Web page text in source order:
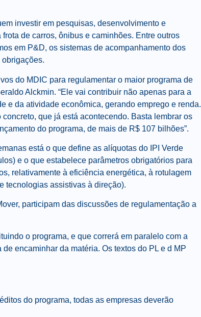
investir em pesquisas, desenvolvimento e
de carros, ônibus e caminhões. Entre outros
em P&D, os sistemas de acompanhamento dos
do MDIC para regulamentar o maior programa de
Alckmin. “Ele vai contribuir não apenas para a
e da atividade econômica, gerando emprego e renda.
que já está acontecendo. Basta lembrar os
do programa, de mais de R$ 107 bilhões”.
está o que define as alíquotas do IPI Verde
e o que estabelece parâmetros obrigatórios para
relativamente à eficiência energética, à rotulagem
tecnologias assistivas à direção).
participam das discussões de regulamentação a
o programa, e que correrá em paralelo com a
encaminhar da matéria. Os textos do PL e d MP
do programa, todas as empresas deverão